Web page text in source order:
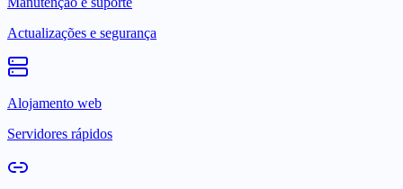
Actualizações e segurança
Alojamento web
Servidores rápidos